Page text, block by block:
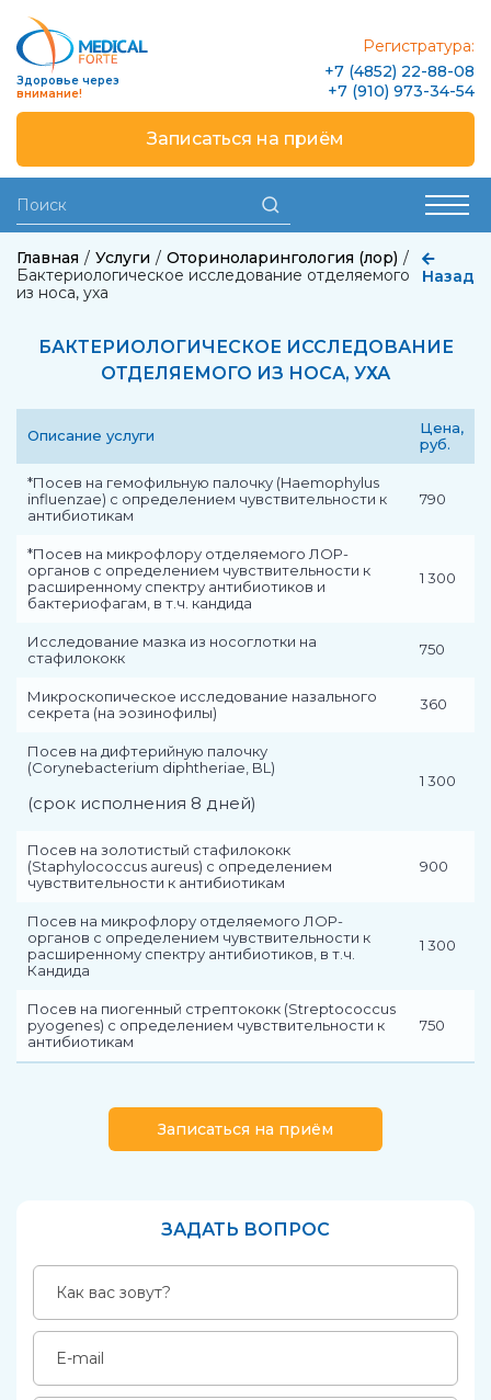
Здоровье через
внимание!
Регистратура:
+7 (4852) 22-88-08
+7 (910) 973-34-54
Записаться на приём
Главная Услуги
Оториноларингология (лор)
Бактериологическое исследование отделяемого
из носа, уха
Назад
БАКТЕРИОЛОГИЧЕСКОЕ ИССЛЕДОВАНИЕ
ОТДЕЛЯЕМОГО ИЗ НОСА, УХА
Описание услуги
Цена,
руб.
*Посев на гемофильную палочку (Haemophylus
influenzae) с определением чувствительности к
антибиотикам
790
*Посев на микрофлору отделяемого ЛОР-
органов с определением чувствительности к
расширенному спектру антибиотиков и
бактериофагам, в т.ч. кандида
1 300
Исследование мазка из носоглотки на
стафилококк
750
Микроскопическое исследование назального
секрета (на эозинофилы)
360
Посев на дифтерийную палочку
(Corynebacterium diphtheriae, BL)
(срок исполнения 8 дней)
1 300
Посев на золотистый стафилококк
(Staphylococcus aureus) с определением
чувствительности к антибиотикам
900
Посев на микрофлору отделяемого ЛОР-
органов с определением чувствительности к
расширенному спектру антибиотиков, в т.ч.
Кандида
1 300
Посев на пиогенный стрептококк (Streptococcus
pyogenes) с определением чувствительности к
антибиотикам
750
Записаться на приём
ЗАДАТЬ ВОПРОС